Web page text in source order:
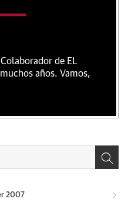
de EL
años. Vamos,
2007